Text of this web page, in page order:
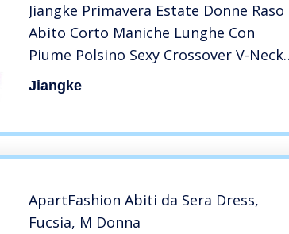
Jiangke Primavera Estate Donne Raso
Abito Corto Maniche Lunghe Con
Piume Polsino Sexy Crossover V-Neck
Chic Lady Donna Partito Vestito Fucsia,
Jiangke
ApartFashion Abiti da Sera Dress,
Fucsia, M Donna